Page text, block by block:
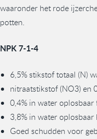
waaronder het rode
potten.
NPK 7-1-4
6,5% stikstof totaal (N)
nitraatstikstof (NO3) en
0,4% in water
3,8% in water
Goed schudden voor